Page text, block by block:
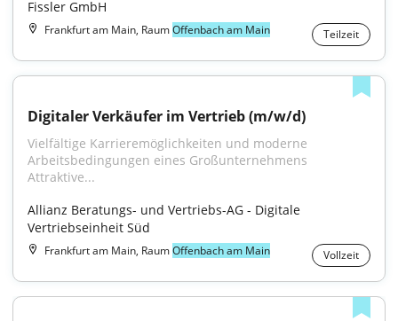
Fissler GmbH
Frankfurt am Main, RaumOffenbach am Main Teilzeit
Digitaler Verkäufer im Vertrieb (m/w/d)
Vielfältige Karrieremöglichkeiten und moderne
Arbeitsbedingungen eines Großunternehmens
Attraktive...
Allianz Beratungs- und Vertriebs-AG - Digitale
Vertriebseinheit Süd
Frankfurt am Main, RaumOffenbach am Main Vollzeit